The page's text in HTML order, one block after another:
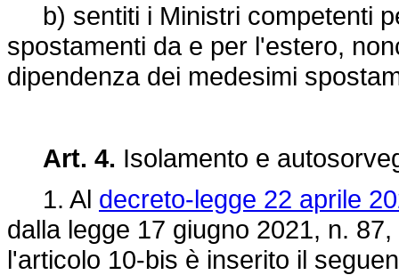
b) sentiti i Ministri competenti
spostamenti da e per l'estero,
dipendenza dei medesimi
Art. 4. Isolamento e
1. Al decreto-legge 22 aprile
dalla legge 17 giugno 2021, n.
l'articolo 10-bis è inserito il